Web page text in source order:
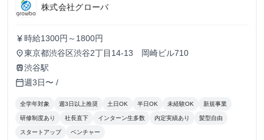
株式会社グローバ
currency_yen 時給1300円～1800円
place東京都渋谷区渋谷2丁目14-13 岡崎ビル710
train渋谷駅
calendar_today週3日〜 /
全学年対象 週3日以上推奨 土日OK 半日OK 未経験OK 新規事業
研修制度あり 社長直下 インターン生多数 内定実績あり 髪型自由
スタートアップ ベンチャー